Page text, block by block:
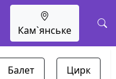
Кам`янське
Балет Цирк